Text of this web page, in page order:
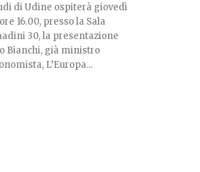
di Udine ospiterà giovedì
16.00, presso la Sala
30, la presentazione
Bianchi, già ministro
L’Europa...